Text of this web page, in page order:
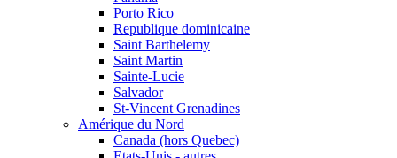
Porto Rico
Republique dominicaine
Saint Barthelemy
Saint Martin
Sainte-Lucie
Salvador
St-Vincent Grenadines
Amérique du Nord
Canada (hors Quebec)